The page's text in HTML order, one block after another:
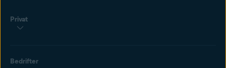
Privat
Bedrifter